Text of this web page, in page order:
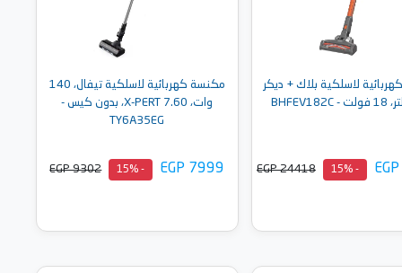
لاسلكية بلاك + ديكر
- 15%
EGP 24418
مكنسة كهربائية لاسلكية تيفال، 140
وات، X-PERT 7.60، بدون كيس -
TY6A35EG
EGP 7999
- 15%
EGP 9302